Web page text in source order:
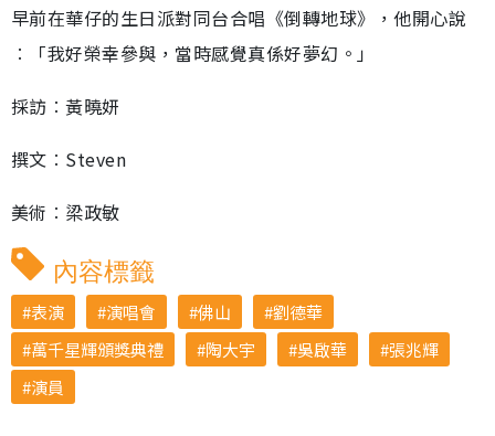
早前在華仔的生日派對同台合唱《倒轉地球》，他開心說
︰「我好榮幸參與，當時感覺真係好夢幻。」
採訪︰黃曉妍
撰文︰Steven
美術︰梁政敏
內容標籤
表演 演唱會 佛山
劉德華
萬千星輝頒獎典禮
陶大宇 吳啟華
張兆輝
演員